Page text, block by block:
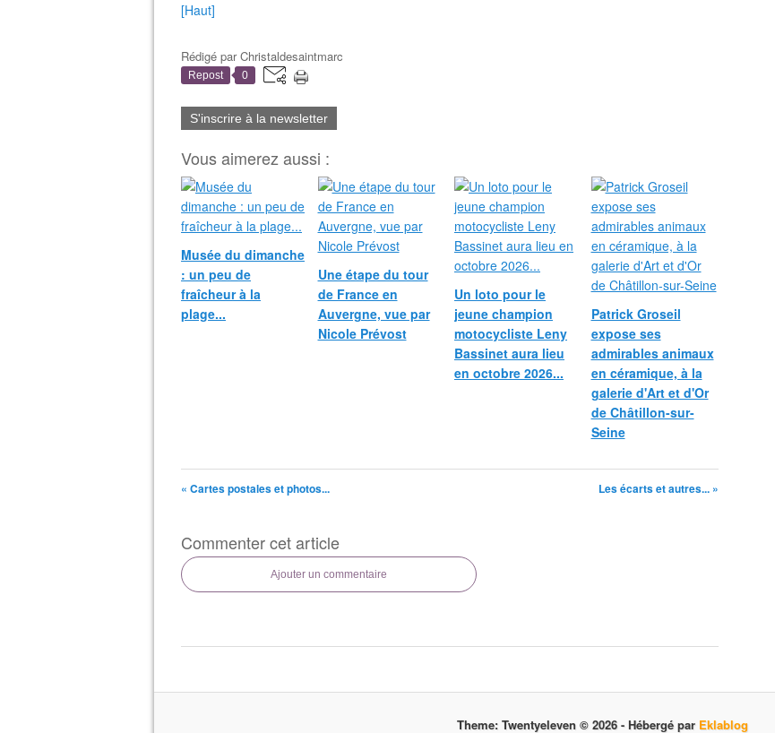
[Haut]
Rédigé parChristaldesaintmarc
Repost 0
S'inscrire à la newsletter
Vous aimerez aussi :
Musée du dimanche
: un peu de
fraîcheur à la
plage...
Une étape du tour
de France en
Auvergne, vue par
Nicole Prévost
Un loto pour le
jeune champion
motocycliste Leny
Bassinet aura lieu
en octobre 2026...
Patrick Groseil
expose ses
admirables animaux
en céramique, à la
galerie d'Art et d'Or
de Châtillon-sur-
Seine
« Cartes postales et photos... Les écarts et autres... »
Commenter cet article
Ajouter un commentaire
Theme: Twentyeleven © 2026 - Hébergé par Eklablog